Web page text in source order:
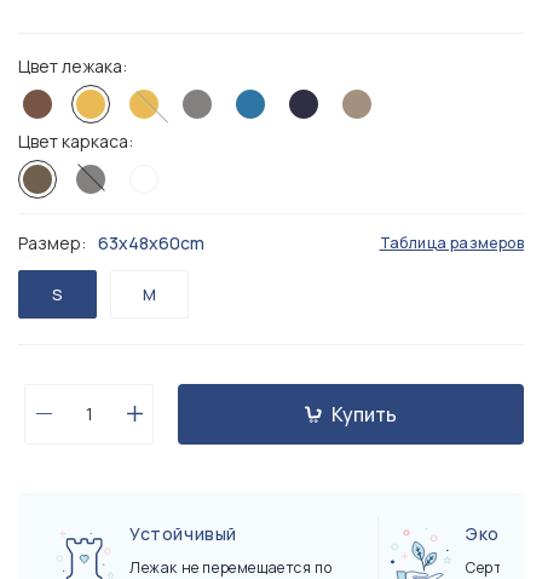
Цвет лежака:
Цвет каркаса:
Размер: 63x48x60cm Таблица размеров
S M
Купить
Устойчивый
Лежак не перемещается по